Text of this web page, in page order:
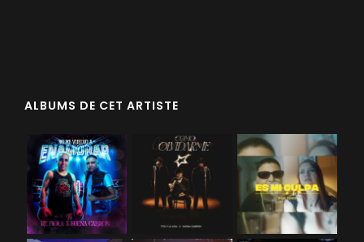
ALBUMS DE CET ARTISTE